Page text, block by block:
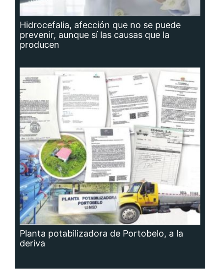
Hidrocefalia, afección que no se puede
prevenir, aunque sí las causas que la
producen
Planta potabilizadora de Portobelo, a la
deriva